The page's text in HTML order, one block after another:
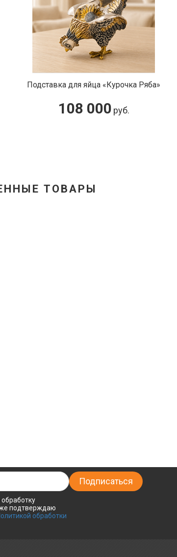
Сувенир «Самородок на подставке»
61 000
ТОВАРЫ
подтверждаю
обработки